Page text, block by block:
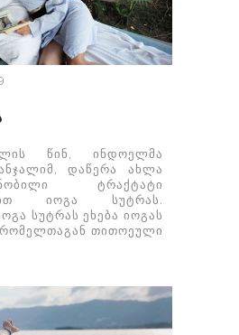
წინ, ინდოელმა
დაწერა ახლა
ტრაქტატი
იოგა სუტრას.
სუტრას ეხება იოგას
რომელთაგან თითოეული